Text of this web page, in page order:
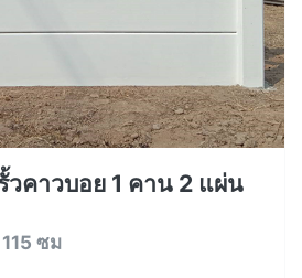
คาวบอย 1 คาน 2 แผ่น
ซม